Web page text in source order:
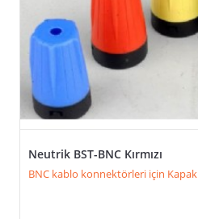
Neutrik BST-BNC Kırmızı
BNC kablo konnektörleri için Kapak